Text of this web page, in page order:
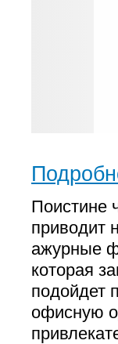
Поистине
приводит
ажурные
которая
подойдет
офисную